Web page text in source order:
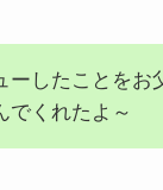
ーしたことをお
でくれたよ～